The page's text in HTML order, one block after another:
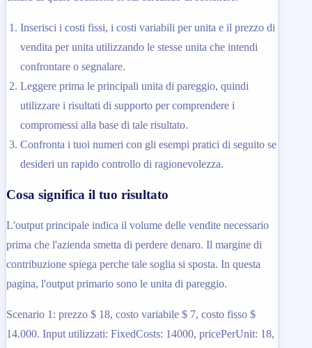
Inserisci i costi fissi, i costi variabili per unita e il prezzo di
vendita per unita utilizzando le stesse unita che intendi
confrontare o segnalare.
Leggere prima le principali unita di pareggio, quindi
utilizzare i risultati di supporto per comprendere i
compromessi alla base di tale risultato.
Confronta i tuoi numeri con gli esempi pratici di seguito se
desideri un rapido controllo di ragionevolezza.
Cosa significa il tuo risultato
L'output principale indica il volume delle vendite necessario
prima che l'azienda smetta di perdere denaro. Il margine di
contribuzione spiega perche tale soglia si sposta. In questa
pagina, l'output primario sono le unita di pareggio.
Scenario 1: prezzo $ 18, costo variabile $ 7, costo fisso $
14.000. Input utilizzati: FixedCosts: 14000, pricePerUnit: 18,